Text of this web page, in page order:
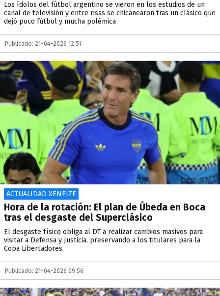
Los ídolos del fútbol argentino se vieron en los estudios de un
canal de televisión y entre risas se chicanearon tras un clásico que
dejó poco fútbol y mucha polémica
Publicado: 21-04-2026 12:51
ACTUALIDAD XENEIZE
Hora de la rotación: El plan de Úbeda en Boca
tras el desgaste del Superclásico
El desgaste físico obliga al DT a realizar cambios masivos para
visitar a Defensa y Justicia, preservando a los titulares para la
Copa Libertadores.
Publicado: 21-04-2026 09:56